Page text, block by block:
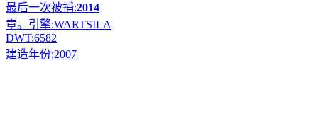
最后一次被捕:2014
章。引擎:WARTSILA
DWT:6582
建造年份:2007